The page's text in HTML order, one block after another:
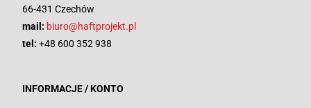
66-431 Czechów
mail: biuro@haftprojekt.pl
tel: +48 600 352 938
INFORMACJE / KONTO